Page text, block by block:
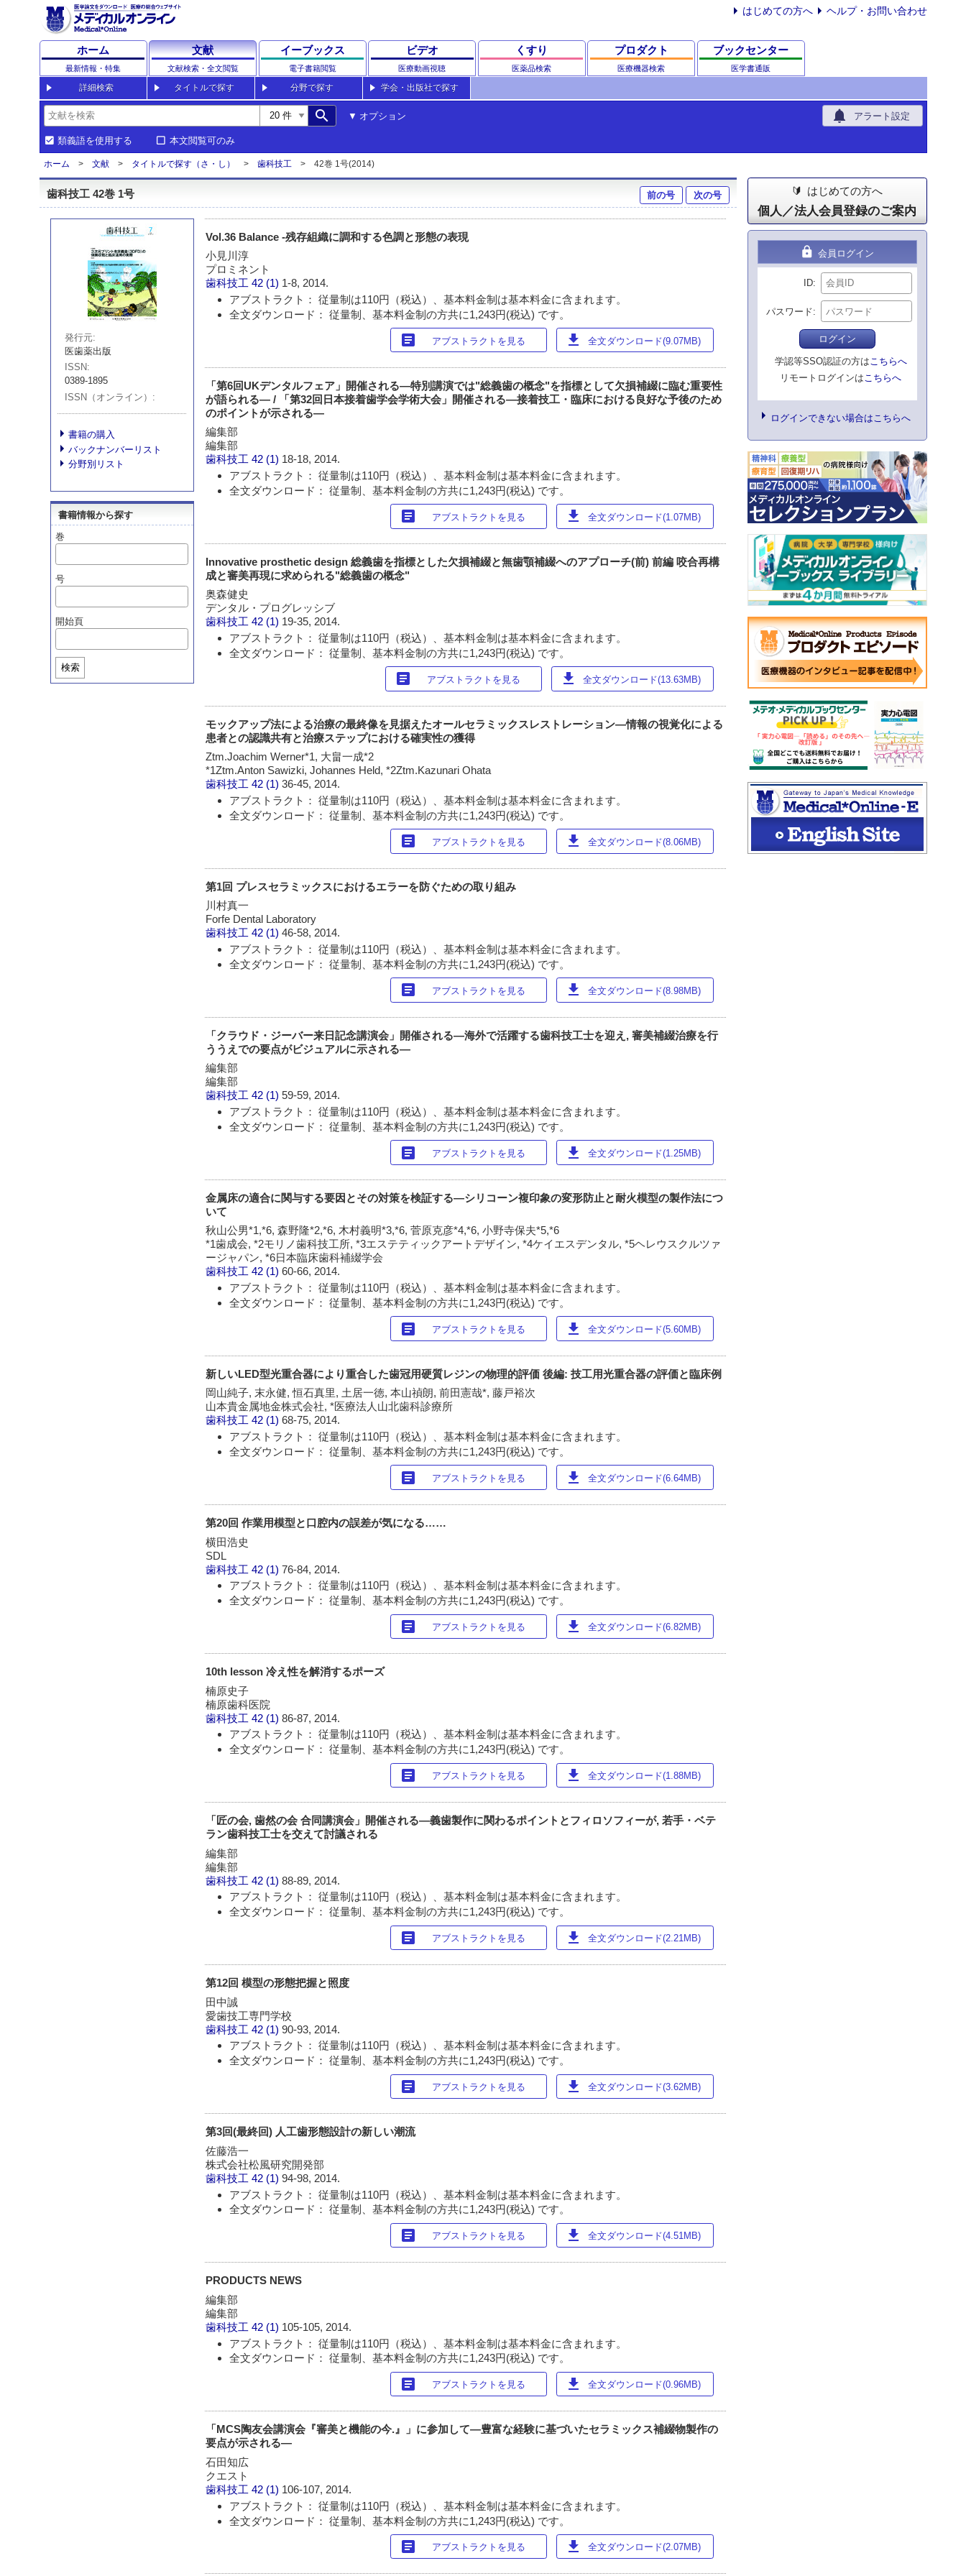
はじめての方へ ヘルプ・お問い合わせ
ホーム
最新情報・特集
文献
文献検索・全文閲覧
イーブックス
電子書籍閲覧
ビデオ
医療動画視聴
くすり
医薬品検索
プロダクト
医療機器検索
ブックセンター
医学書通販
詳細検索 タイトルで探す 分野で探す 学会・出版社で探す
search オプション notifications アラート設定
類義語を使用する 本文閲覧可のみ
ホーム 文献 タイトルで探す（さ・し） 歯科技工 42巻 1号(2014)
歯科技工 42巻 1号 前の号 次の号
発行元
医歯薬出版
ISSN
0389-1895
ISSN（オンライン）
書籍の購入
バックナンバーリスト
分野別リスト
書籍情報から探す
巻
号
開始頁
検索
Vol.36 Balance -残存組織に調和する色調と形態の表現
小見川淳
プロミネント
歯科技工 42 (1) 1-8, 2014.
アブストラクト： 従量制は110円（税込）、基本料金制は基本料金に含まれます。
全文ダウンロード： 従量制、基本料金制の方共に1,243円(税込) です。
article アブストラクトを見る download 全文ダウンロード(9.07MB)
「第6回UKデンタルフェア」開催される―特別講演では"総義歯の概念"を指標として欠損補綴に臨む重要性
が語られる― / 「第32回日本接着歯学会学術大会」開催される―接着技工・臨床における良好な予後のため
のポイントが示される―
編集部
編集部
歯科技工 42 (1) 18-18, 2014.
アブストラクト： 従量制は110円（税込）、基本料金制は基本料金に含まれます。
全文ダウンロード： 従量制、基本料金制の方共に1,243円(税込) です。
article アブストラクトを見る download 全文ダウンロード(1.07MB)
Innovative prosthetic design 総義歯を指標とした欠損補綴と無歯顎補綴へのアプローチ(前) 前編 咬合再構
成と審美再現に求められる"総義歯の概念"
奥森健史
デンタル・プログレッシブ
歯科技工 42 (1) 19-35, 2014.
アブストラクト： 従量制は110円（税込）、基本料金制は基本料金に含まれます。
全文ダウンロード： 従量制、基本料金制の方共に1,243円(税込) です。
article アブストラクトを見る download 全文ダウンロード(13.63MB)
モックアップ法による治療の最終像を見据えたオールセラミックスレストレーション―情報の視覚化による
患者との認識共有と治療ステップにおける確実性の獲得
Ztm.Joachim Werner*1, 大畠一成*2
*1Ztm.Anton Sawizki, Johannes Held, *2Ztm.Kazunari Ohata
歯科技工 42 (1)36-45, 2014.
アブストラクト： 従量制は110円（税込）、基本料金制は基本料金に含まれます。
全文ダウンロード： 従量制、基本料金制の方共に1,243円(税込) です。
article アブストラクトを見る download 全文ダウンロード(8.06MB)
第1回 プレスセラミックスにおけるエラーを防ぐための取り組み
川村真一
Forfe Dental Laboratory
歯科技工 42 (1)46-58, 2014.
アブストラクト： 従量制は110円（税込）、基本料金制は基本料金に含まれます。
全文ダウンロード： 従量制、基本料金制の方共に1,243円(税込) です。
article アブストラクトを見る download 全文ダウンロード(8.98MB)
「クラウド・ジーバー来日記念講演会」開催される―海外で活躍する歯科技工士を迎え, 審美補綴治療を行
ううえでの要点がビジュアルに示される―
編集部
編集部
歯科技工 42 (1)59-59, 2014.
アブストラクト： 従量制は110円（税込）、基本料金制は基本料金に含まれます。
全文ダウンロード： 従量制、基本料金制の方共に1,243円(税込) です。
article アブストラクトを見る download 全文ダウンロード(1.25MB)
金属床の適合に関与する要因とその対策を検証する―シリコーン複印象の変形防止と耐火模型の製作法につ
いて
秋山公男*1,*6, 森野隆*2,*6, 木村義明*3,*6, 菅原克彦*4,*6, 小野寺保夫*5,*6
*1歯成会, *2モリノ歯科技工所, *3エステティックアートデザイン, *4ケイエスデンタル, *5ヘレウスクルツァ
ージャパン, *6日本臨床歯科補綴学会
歯科技工 42 (1)60-66, 2014.
アブストラクト： 従量制は110円（税込）、基本料金制は基本料金に含まれます。
全文ダウンロード： 従量制、基本料金制の方共に1,243円(税込) です。
article アブストラクトを見る download 全文ダウンロード(5.60MB)
新しいLED型光重合器により重合した歯冠用硬質レジンの物理的評価 後編: 技工用光重合器の評価と臨床例
岡山純子, 末永健, 恒石真里, 土居一徳, 本山禎朗, 前田憲哉*, 藤戸裕次
山本貴金属地金株式会社, *医療法人山北歯科診療所
歯科技工 42 (1)68-75, 2014.
アブストラクト： 従量制は110円（税込）、基本料金制は基本料金に含まれます。
全文ダウンロード： 従量制、基本料金制の方共に1,243円(税込) です。
article アブストラクトを見る download 全文ダウンロード(6.64MB)
第20回 作業用模型と口腔内の誤差が気になる……
横田浩史
SDL
歯科技工 42 (1)76-84, 2014.
アブストラクト： 従量制は110円（税込）、基本料金制は基本料金に含まれます。
全文ダウンロード： 従量制、基本料金制の方共に1,243円(税込) です。
article アブストラクトを見る download 全文ダウンロード(6.82MB)
10th lesson 冷え性を解消するポーズ
楠原史子
楠原歯科医院
歯科技工 42 (1)86-87, 2014.
アブストラクト： 従量制は110円（税込）、基本料金制は基本料金に含まれます。
全文ダウンロード： 従量制、基本料金制の方共に1,243円(税込) です。
article アブストラクトを見る download 全文ダウンロード(1.88MB)
「匠の会, 歯然の会 合同講演会」開催される―義歯製作に関わるポイントとフィロソフィーが, 若手・ベテ
ラン歯科技工士を交えて討議される
編集部
編集部
歯科技工 42 (1)88-89, 2014.
アブストラクト： 従量制は110円（税込）、基本料金制は基本料金に含まれます。
全文ダウンロード： 従量制、基本料金制の方共に1,243円(税込) です。
article アブストラクトを見る download 全文ダウンロード(2.21MB)
第12回 模型の形態把握と照度
田中誠
愛歯技工専門学校
歯科技工 42 (1)90-93, 2014.
アブストラクト： 従量制は110円（税込）、基本料金制は基本料金に含まれます。
全文ダウンロード： 従量制、基本料金制の方共に1,243円(税込) です。
article アブストラクトを見る download 全文ダウンロード(3.62MB)
第3回(最終回) 人工歯形態設計の新しい潮流
佐藤浩一
株式会社松風研究開発部
歯科技工 42 (1)94-98, 2014.
アブストラクト： 従量制は110円（税込）、基本料金制は基本料金に含まれます。
全文ダウンロード： 従量制、基本料金制の方共に1,243円(税込) です。
article アブストラクトを見る download 全文ダウンロード(4.51MB)
PRODUCTS NEWS
編集部
編集部
歯科技工 42 (1) 105-105, 2014.
アブストラクト： 従量制は110円（税込）、基本料金制は基本料金に含まれます。
全文ダウンロード： 従量制、基本料金制の方共に1,243円(税込) です。
article アブストラクトを見る download 全文ダウンロード(0.96MB)
「MCS陶友会講演会『審美と機能の今.』」に参加して―豊富な経験に基づいたセラミックス補綴物製作の
要点が示される―
石田知広
クエスト
歯科技工 42 (1) 106-107, 2014.
アブストラクト： 従量制は110円（税込）、基本料金制は基本料金に含まれます。
全文ダウンロード： 従量制、基本料金制の方共に1,243円(税込) です。
article アブストラクトを見る download 全文ダウンロード(2.07MB)
はじめての方へ
個人／法人会員登録のご案内
lock 会員ログイン
ID
パスワード
ログイン
学認等SSO認証の方はこちらへ
リモートログインはこちらへ
ログインできない場合はこちらへ